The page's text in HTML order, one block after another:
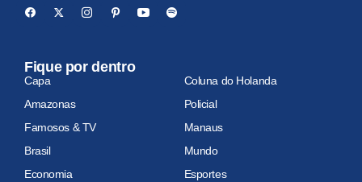
Fique por dentro
Capa
Coluna do Holanda
Amazonas
Policial
Famosos & TV
Manaus
Brasil
Mundo
Economia
Esportes